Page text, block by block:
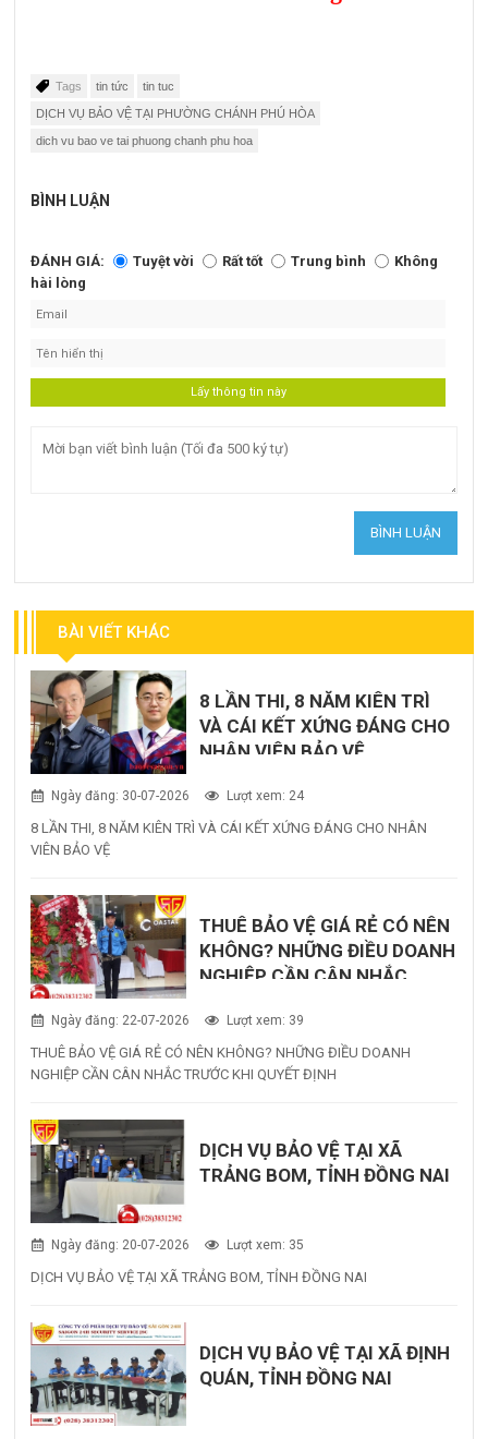
Tags tin tức tin tuc
DỊCH VỤ BẢO VỆ TẠI PHƯỜNG CHÁNH PHÚ HÒA
dich vu bao ve tai phuong chanh phu hoa
BÌNH LUẬN
ĐÁNH GIÁ: Tuyệt vời Rất tốt Trung bình
Không
hài lòng
BÀI VIẾT KHÁC
8 LẦN THI, 8 NĂM KIÊN TRÌ
VÀ CÁI KẾT XỨNG ĐÁNG CHO
NHÂN VIÊN BẢO VỆ
Ngày đăng: 30-07-2026 Lượt xem: 24
8 LẦN THI, 8 NĂM KIÊN TRÌ VÀ CÁI KẾT XỨNG ĐÁNG CHO NHÂN
VIÊN BẢO VỆ
THUÊ BẢO VỆ GIÁ RẺ CÓ NÊN
KHÔNG? NHỮNG ĐIỀU DOANH
NGHIỆP CẦN CÂN NHẮC
Ngày đăng: 22-07-2026 Lượt xem: 39
THUÊ BẢO VỆ GIÁ RẺ CÓ NÊN KHÔNG? NHỮNG ĐIỀU DOANH
NGHIỆP CẦN CÂN NHẮC TRƯỚC KHI QUYẾT ĐỊNH
DỊCH VỤ BẢO VỆ TẠI XÃ
TRẢNG BOM, TỈNH ĐỒNG NAI
Ngày đăng: 20-07-2026 Lượt xem: 35
DỊCH VỤ BẢO VỆ TẠI XÃ TRẢNG BOM, TỈNH ĐỒNG NAI
DỊCH VỤ BẢO VỆ TẠI XÃ ĐỊNH
QUÁN, TỈNH ĐỒNG NAI